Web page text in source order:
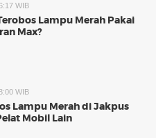
WIB
Lampu Merah Pakai
Max?
WIB
Lampu Merah di Jakpus
Mobil Lain